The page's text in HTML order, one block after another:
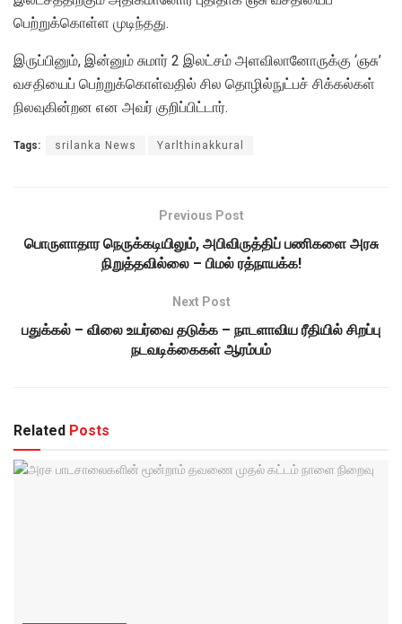
பெற்றுக்கொள்ள முடிந்தது.
இருப்பினும், இன்னும் சுமார் 2 இலட்சம் அளவிலானோருக்கு ‘ஞசு’
வசதியைப் பெற்றுக்கொள்வதில் சில தொழில்நுட்பச் சிக்கல்கள்
நிலவுகின்றன என அவர் குறிப்பிட்டார்.
Tags: srilanka News Yarlthinakkural
Previous Post
பொருளாதார நெருக்கடியிலும், அபிவிருத்திப் பணிகளை அரசு
நிறுத்தவில்லை – பிமல் ரத்நாயக்க!
Next Post
பதுக்கல் – விலை உயர்வை தடுக்க – நாடளாவிய ரீதியில் சிறப்பு
நடவடிக்கைகள் ஆரம்பம்
Related Posts